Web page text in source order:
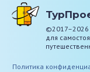
©2017–2026
для
Политика